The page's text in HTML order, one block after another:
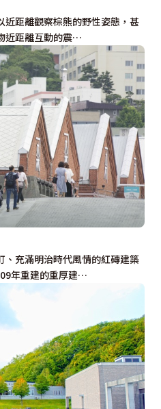
近距離觀察棕熊的野性姿態，甚
近距離互動的震…
、充滿明治時代風情的紅磚建築
年重建的重厚建…